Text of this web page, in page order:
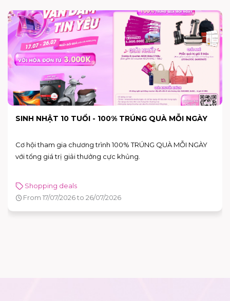
END OF SEASON SALE - SALE HÈ SIÊU SỐC TẠI
Mùa hè này, hãy tận hưởng không khí mua sắm sôi động và
nhận ngay hàng loạt ưu đãi hấp dẫn tại AEON MALL Bình Tân
Shopping deals
From 26/06/2026 to 05/07/2026